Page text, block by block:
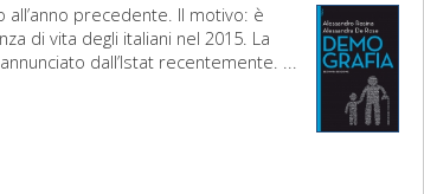
precedente. Il motivo: è
di vita degli italiani nel 2015. La
dall’Istat recentemente. ...